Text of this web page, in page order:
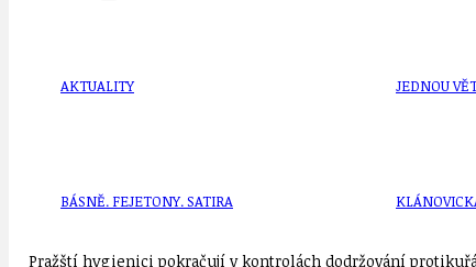
AKTUALITY
BÁSNĚ. FEJETONY. SATIRA
JEDNOU
Pražští hygienici pokračují v kontrolách dodržování